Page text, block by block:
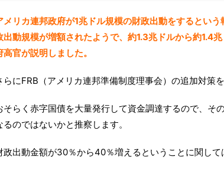
メリカ連邦政府が1兆ドル規模の財政出動をするとい
出動規模が増額されたようで、約1.3兆ドルから約1.4
高官が説明しました。
らにFRB（アメリカ連邦準備制度理事会）の追加対策
そらく赤字国債を大量発行して資金調達するので、そ
るのではないかと推察します。
政出動金額が30％から40％増えるということに関して